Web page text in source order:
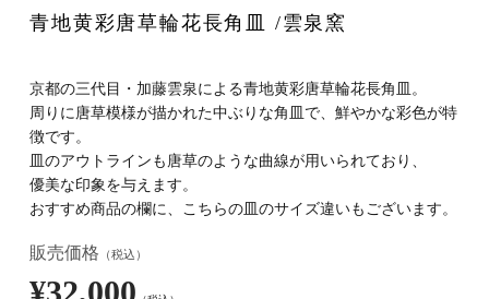
青地黄彩唐草輪花長角皿 /雲泉窯
京都の三代目・加藤雲泉による青地黄彩唐草輪花長角皿。
周りに唐草模様が描かれた中ぶりな角皿で、鮮やかな彩色が特
徴です。
皿のアウトラインも唐草のような曲線が用いられており、
優美な印象を与えます。
おすすめ商品の欄に、こちらの皿のサイズ違いもございます。
販売価格 （税込）